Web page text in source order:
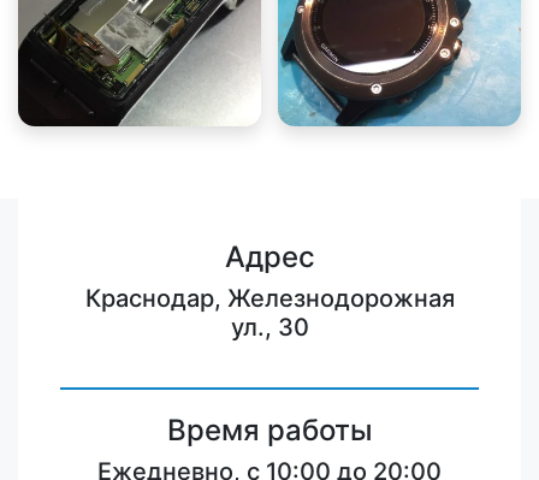
Адрес
Краснодар, Железнодорожная
ул., 30
Время работы
Ежедневно, с 10:00 до 20:00